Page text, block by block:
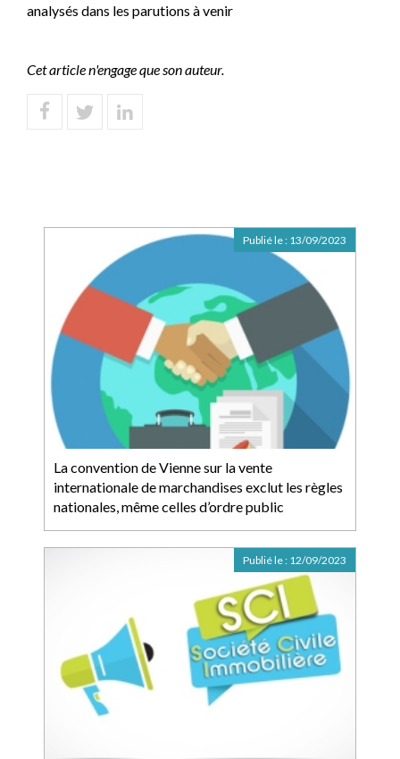
analysés dans les parutions à venir
Cet article n'engage que son auteur.
La convention de Vienne sur la vente
internationale de marchandises exclut les règles
nationales, même celles d’ordre public
Publié le : 13/09/2023
Publié le : 12/09/2023